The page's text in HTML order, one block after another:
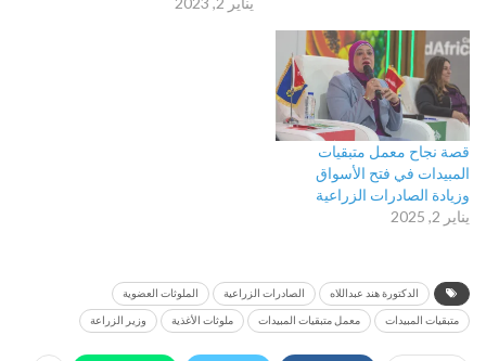
قصة نجاح معمل متبقيات
المبيدات في فتح الأسواق
وزيادة الصادرات الزراعية
يناير 2, 2025
الدكتورة هند عبداللاه الصادرات الزراعية الملوثات العضوية
متبقيات المبيدات معمل متبقيات المبيدات ملوثات الأغذية وزير الزراعة